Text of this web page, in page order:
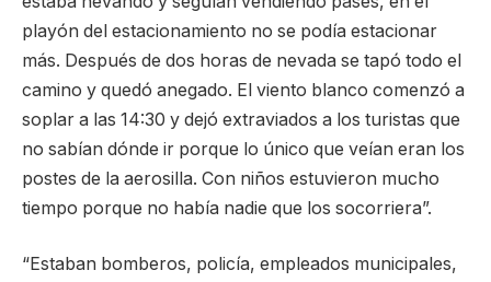
playón del estacionamiento no se podía estacionar
más. Después de dos horas de nevada se tapó todo el
camino y quedó anegado. El viento blanco comenzó a
soplar a las 14:30 y dejó extraviados a los turistas que
no sabían dónde ir porque lo único que veían eran los
postes de la aerosilla. Con niños estuvieron mucho
tiempo porque no había nadie que los socorriera”.
“Estaban bomberos, policía, empleados municipales,